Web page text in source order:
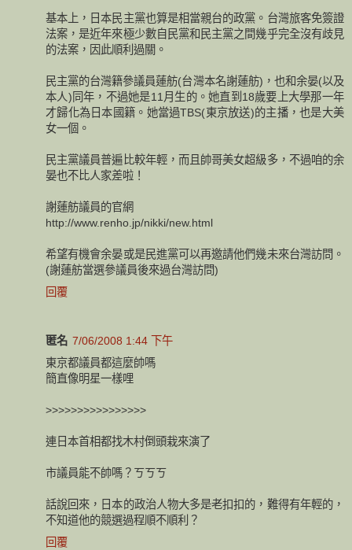
基本上，日本民主黨也算是相當親台的政黨。台灣旅客免簽證
法案，是近年來極少數自民黨和民主黨之間幾乎完全沒有歧見
的法案，因此順利過關。
民主黨的台灣籍參議員蓮舫(台灣本名謝蓮舫)，也和余晏(以及
本人)同年，不過她是11月生的。她直到18歲要上大學那一年
才歸化為日本國籍。她當過TBS(東京放送)的主播，也是大美
女一個。
民主黨議員普遍比較年輕，而且帥哥美女超級多，不過咱的余
晏也不比人家差啦！
謝蓮舫議員的官網
http://www.renho.jp/nikki/new.html
希望有機會余晏或是民進黨可以再邀請他們幾未來台灣訪問。
(謝蓮舫當選參議員後來過台灣訪問)
回覆
匿名 7/06/2008 1:44 下午
東京都議員都這麼帥嗎
簡直像明星一樣哩
>>>>>>>>>>>>>>>>
連日本首相都找木村倒頭栽來演了
市議員能不帥嗎？ㄎㄎㄎ
話說回來，日本的政治人物大多是老扣扣的，難得有年輕的，
不知道他的競選過程順不順利？
回覆